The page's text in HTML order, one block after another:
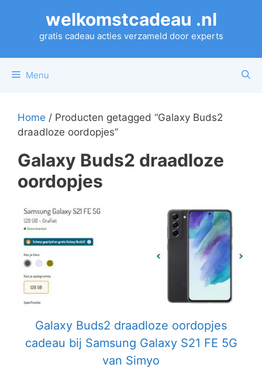
welkomstcadeau .nl
gratis cadeau acties verzameld door experts
Menu
Home / Producten getagged “Galaxy Buds2
draadloze oordopjes”
Galaxy Buds2 draadloze
oordopjes
Galaxy Buds2 draadloze oordopjes
cadeau bij Samsung Galaxy S21 FE 5G
van Simyo